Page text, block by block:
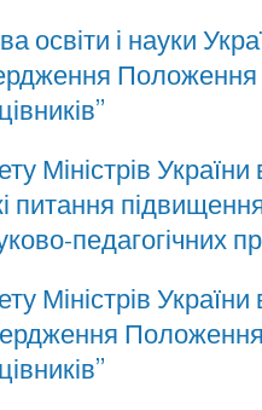
освіти і науки
Положення
Міністрів
підвищення
педагогічних
Міністрів